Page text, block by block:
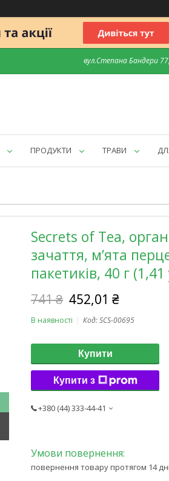
вул.Степана Бандери
ПРОДУКТИ ТРАВИ
Secrets of Tea,
зачаття, м’ята
пакетиків, 40 г (1,41
741 ₴ 452,01 ₴
В наявності Код:SCS-00695
Купити
Купити з
+380 (44) 333-44-41
повернення товару протягом 14